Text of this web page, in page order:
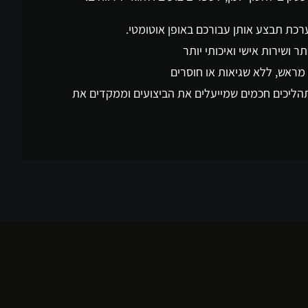
תבצע אותן עבורכם באופן אוטומטי.
ושירות אישי ואיכותי יותר
ללא שגיאות או חוסרים
חכמים שמייעלים את הביצועים וממקדים את